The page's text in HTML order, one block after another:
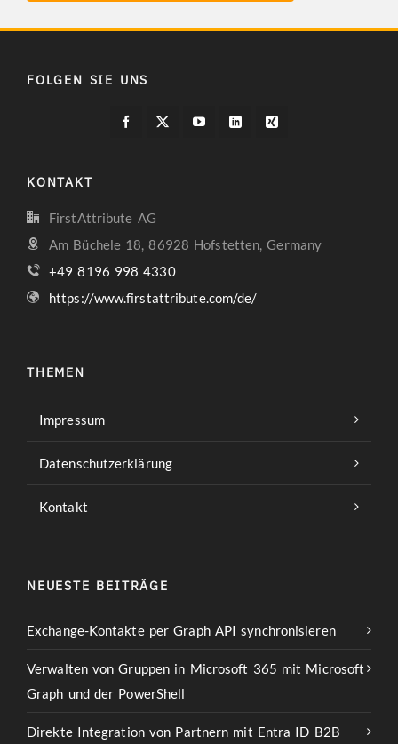
FOLGEN SIE UNS
KONTAKT
FirstAttribute AG
Am Büchele 18, 86928 Hofstetten, Germany
+49 8196 998 4330
https://www.firstattribute.com/de/
THEMEN
Impressum
Datenschutzerklärung
Kontakt
NEUESTE BEITRÄGE
Exchange-Kontakte per Graph API synchronisieren
Verwalten von Gruppen in Microsoft 365 mit Microsoft
Graph und der PowerShell
Direkte Integration von Partnern mit Entra ID B2B